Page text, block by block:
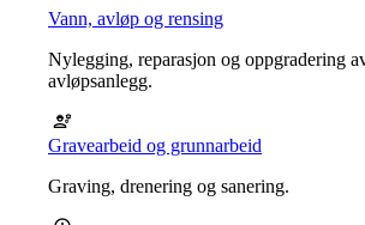
Vann, avløp og rensing
Nylegging, reparasjon og oppgradering
avløpsanlegg.
Gravearbeid og grunnarbeid
Graving, drenering og sanering.